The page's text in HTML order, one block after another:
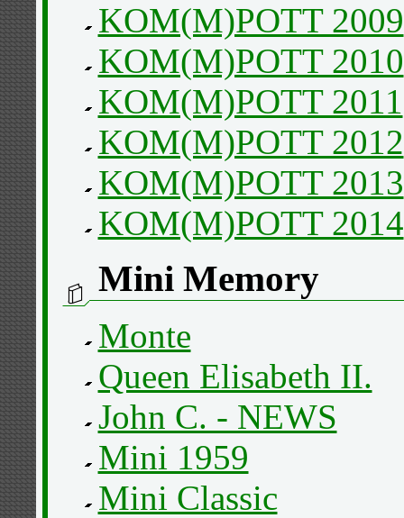
KOM(M)POTT 2009
KOM(M)POTT 2010
KOM(M)POTT 2011
KOM(M)POTT 2012
KOM(M)POTT 2013
KOM(M)POTT 2014
Mini Memory
Monte
Queen Elisabeth II.
John C. - NEWS
Mini 1959
Mini Classic